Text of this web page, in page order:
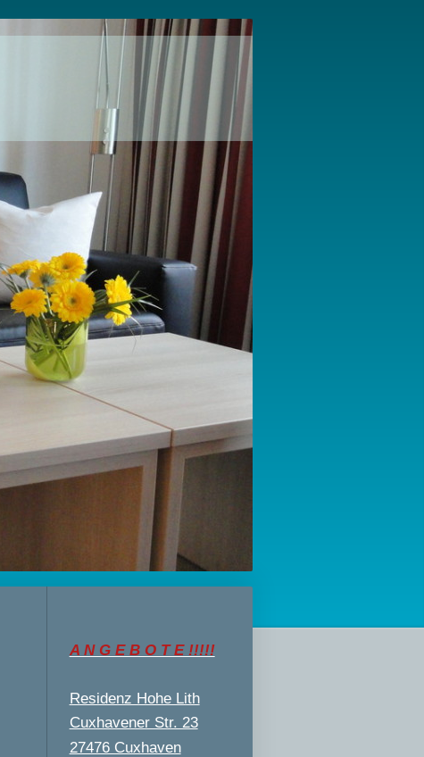
A N G E B O T E !!!!!
Residenz Hohe Lith
Cuxhavener Str. 23
27476 Cuxhaven